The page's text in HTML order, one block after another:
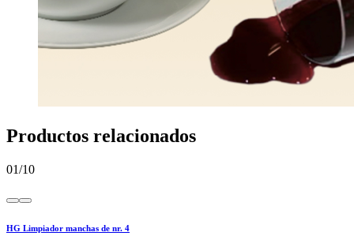
Productos relacionados
01/10
HG Limpiador manchas de nr. 4